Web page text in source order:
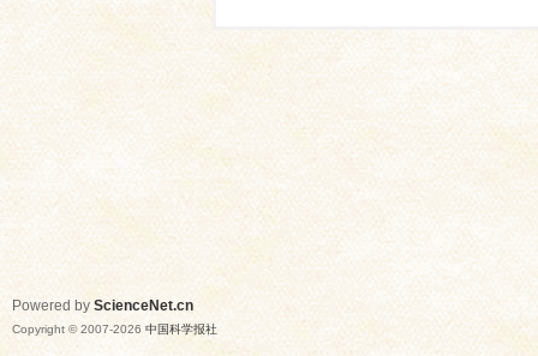
Powered by ScienceNet.cn
Copyright © 2007-2026 中国科学报社